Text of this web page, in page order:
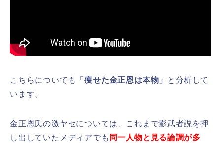
こちらについても 「痩せた金正恩は本物」
と分析して
います。
金正恩氏の激ヤセについては、これまで影武者説を押
し出していたメディアでも 同一人物と見る論調が多